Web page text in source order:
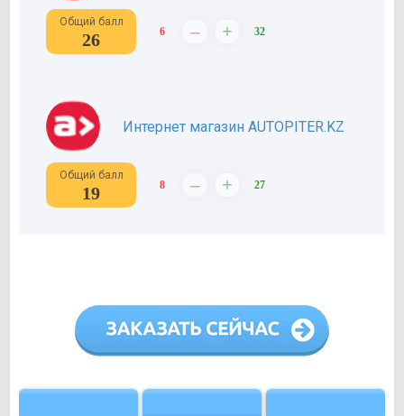
Общий балл
26 6 – + 32
Интернет магазин AUTOPITER.KZ
Общий балл
19 8 – + 27